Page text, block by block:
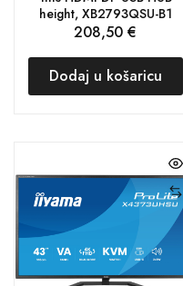
height, XB2793QSU-B1
208,50€
Dodaj u košaricu